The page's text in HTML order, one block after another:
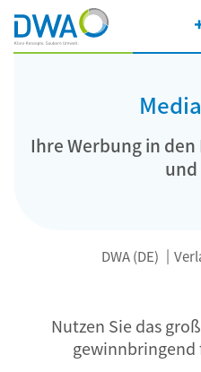
Ihre Werbung in den
und
DWA (DE)
Nutzen Sie das